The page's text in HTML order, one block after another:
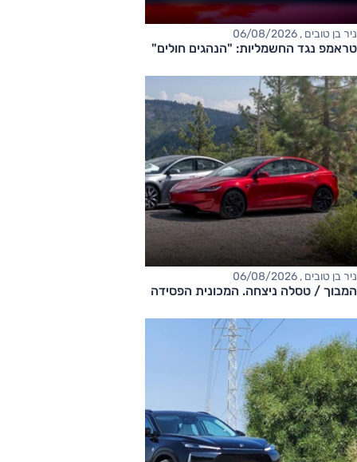
ניר בן טובים , 06/08/2026
טראמפ נגד החשמליות: "הנהגים חולים"
ניר בן טובים , 06/08/2026
המבוך / טסלה ניצחה. המכונית הפסידה